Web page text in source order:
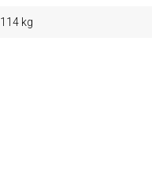
114 kg